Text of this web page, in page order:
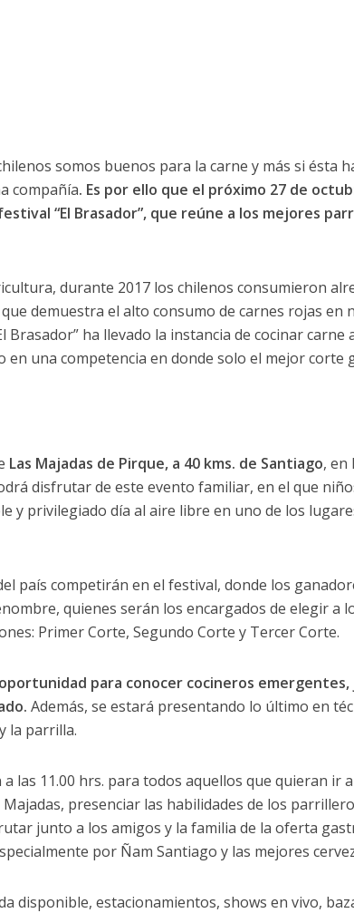
somos buenos para la carne y más si ésta
compañía. Es por ello que el próximo 27 de
“El Brasador”, que reúne a los mejores
durante 2017 los chilenos consumieron
demuestra el alto consumo de carnes rojas en
Brasador” ha llevado la instancia de cocinar carne
una competencia en donde solo el mejor corte
Las Majadas de Pirque, a 40 kms. de Santiago, en
disfrutar de este evento familiar, en el que
y privilegiado día al aire libre en uno de los
país competirán en el festival, donde los
quienes serán los encargados de elegir a
Primer Corte, Segundo Corte y Tercer Corte.
para conocer cocineros
Además, se estará presentando lo último en
la parrilla.
las 11.00 hrs. para todos aquellos que quieran ir
presenciar las habilidades de los
junto a los amigos y la familia de la oferta
por Ñam Santiago y las mejores
disponible, estacionamientos, shows en vivo,